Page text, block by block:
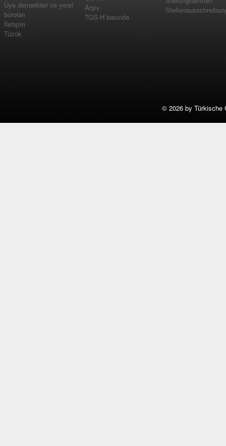
Üye dernerkleri ve yerel
büroları
İletişim
Tüzük
Arşiv
TGS-H basında
© 2026 by Türkische